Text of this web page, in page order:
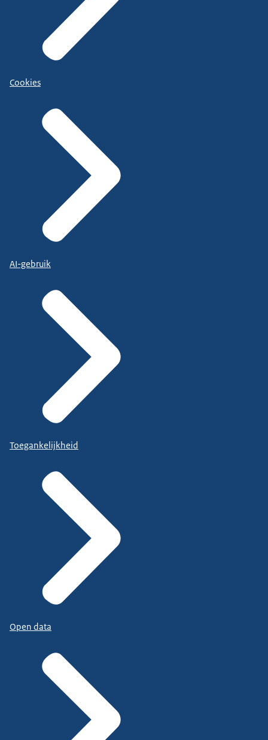
Cookies
AI-gebruik
Toegankelijkheid
Open data